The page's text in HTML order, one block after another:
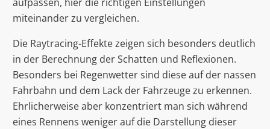
miteinander zu vergleichen.
Die Raytracing-Effekte zeigen sich besonders deutlich
in der Berechnung der Schatten und Reflexionen.
Besonders bei Regenwetter sind diese auf der nassen
Fahrbahn und dem Lack der Fahrzeuge zu erkennen.
Ehrlicherweise aber konzentriert man sich während
eines Rennens weniger auf die Darstellung dieser